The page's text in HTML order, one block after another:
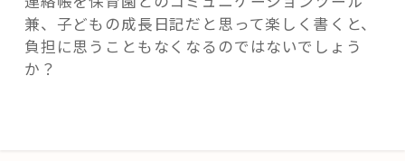
兼、子どもの成長日記だと思って楽しく書くと、
負担に思うこともなくなるのではないでしょう
か？